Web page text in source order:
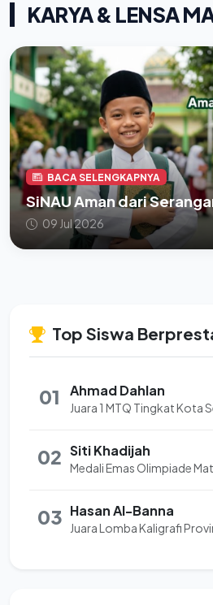
KARYA & LENSA
BACA SELENGKAPNYA
SiNAU Aman dari
09 Jul 2026
Top Siswa
01 Ahmad Dahlan
Juara 1 MTQ Tingkat Kota
02 Siti Khadijah
Medali Emas Olimpiade
03 Hasan Al-Banna
Juara Lomba Kaligrafi